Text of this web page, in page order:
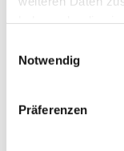
Notwendig
Präferenzen